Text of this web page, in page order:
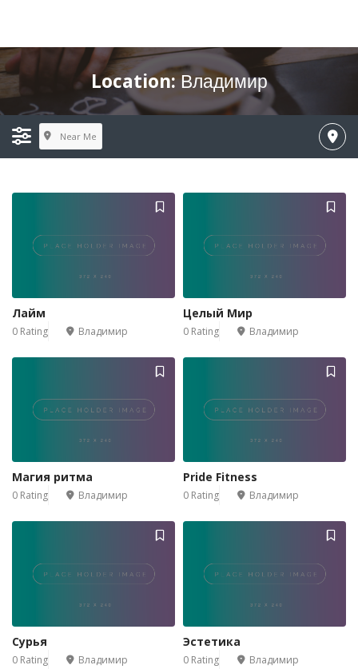
Location:Владимир
Near Me
Лайм
0 Rating Владимир
Целый Мир
0 Rating Владимир
Магия ритма
0 Rating Владимир
Pride Fitness
0 Rating Владимир
Сурья
0 Rating Владимир
Эстетика
0 Rating Владимир